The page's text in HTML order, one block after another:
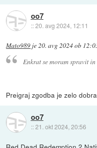
oo7
::20. avg 2024, 12:11
Mato989 je 20. avg 2024 ob
Enkrat se moram spravit
Preigraj zgodba je zelo
oo7
::21. okt 2024, 20:56